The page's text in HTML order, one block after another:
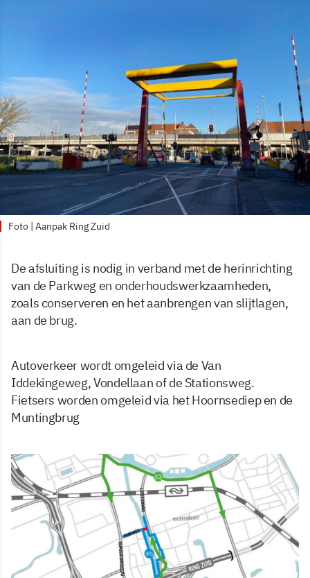
Foto | Aanpak Ring Zuid
De afsluiting is nodig in verband met de herinrichting
van de Parkweg en onderhoudswerkzaamheden,
zoals conserveren en het aanbrengen van slijtlagen,
aan de brug.
Autoverkeer wordt omgeleid via de Van
Iddekingeweg, Vondellaan of de Stationsweg.
Fietsers worden omgeleid via het Hoornsediep en de
Muntingbrug